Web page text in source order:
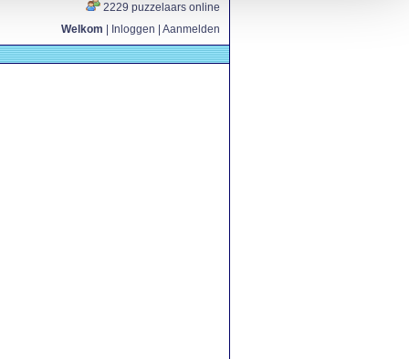
2229 puzzelaars online
Welkom
Inloggen Aanmelden